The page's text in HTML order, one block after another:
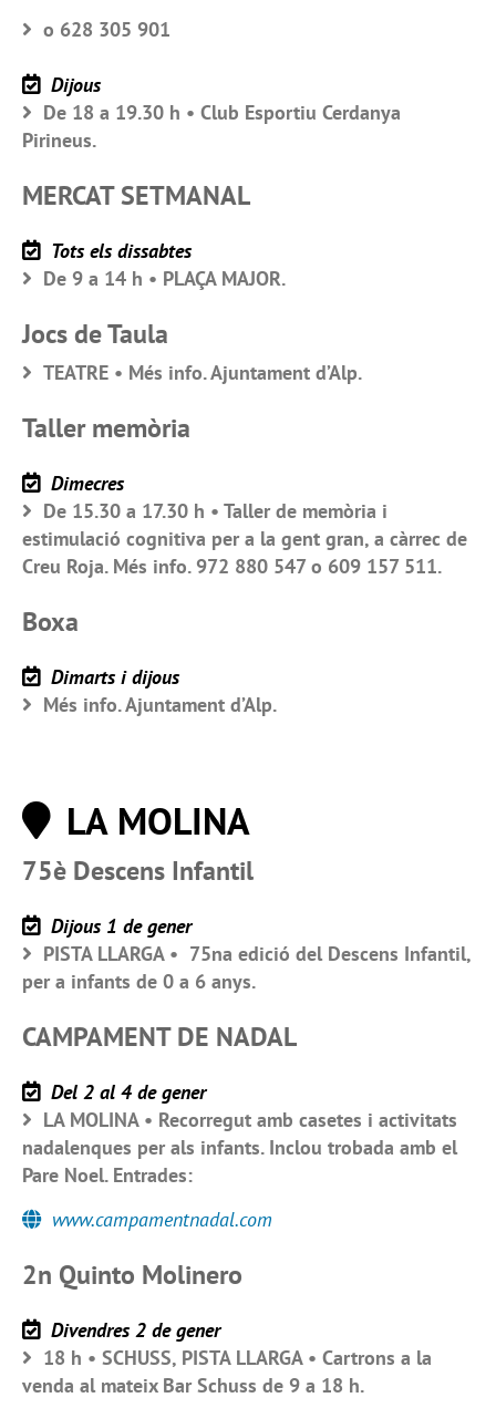
o 628 305 901
Dijous
De 18 a 19.30 h • Club Esportiu Cerdanya
Pirineus.
MERCAT SETMANAL
Tots els dissabtes
De 9 a 14 h • PLAÇA MAJOR.
Jocs de Taula
TEATRE • Més info. Ajuntament d’Alp.
Taller memòria
Dimecres
De 15.30 a 17.30 h • Taller de memòria i
estimulació cognitiva per a la gent gran, a càrrec de
Creu Roja. Més info. 972 880 547 o 609 157 511.
Boxa
Dimarts i dijous
Més info. Ajuntament d’Alp.
LA MOLINA
75è Descens Infantil
Dijous 1 de gener
PISTA LLARGA • 75na edició del Descens Infantil,
per a infants de 0 a 6 anys.
CAMPAMENT DE NADAL
Del 2 al 4 de gener
LA MOLINA • Recorregut amb casetes i activitats
nadalenques per als infants. Inclou trobada amb el
Pare Noel. Entrades:
www.campamentnadal.com
2n Quinto Molinero
Divendres 2 de gener
18 h • SCHUSS, PISTA LLARGA • Cartrons a la
venda al mateix Bar Schuss de 9 a 18 h.